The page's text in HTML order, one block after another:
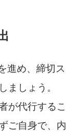
進め、締切ス
ましょう。
が代行するこ
ご自身で、内